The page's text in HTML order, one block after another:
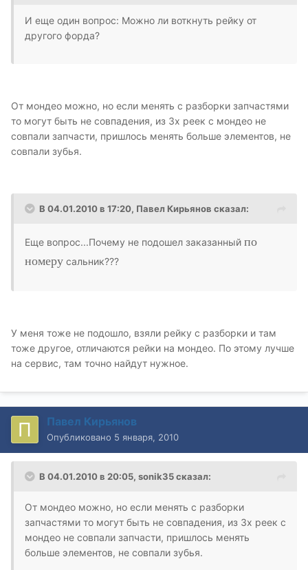
И еще один вопрос: Можно ли воткнуть рейку от
другого форда?
От мондео можно, но если менять с разборки запчастями
то могут быть не совпадения, из 3х реек с мондео не
совпали запчасти, пришлось менять больше элементов, не
совпали зубья.
В 04.01.2010 в 17:20, Павел Кирьянов сказал:
Еще вопрос...Почему не подошел заказанный по
номеру сальник???
У меня тоже не подошло, взяли рейку с разборки и там
тоже другое, отличаются рейки на мондео. По этому лучше
на сервис, там точно найдут нужное.
Павел Кирьянов
Опубликовано 5 января, 2010
В 04.01.2010 в 20:05, sonik35 сказал:
От мондео можно, но если менять с разборки
запчастями то могут быть не совпадения, из 3х реек с
мондео не совпали запчасти, пришлось менять
больше элементов, не совпали зубья.